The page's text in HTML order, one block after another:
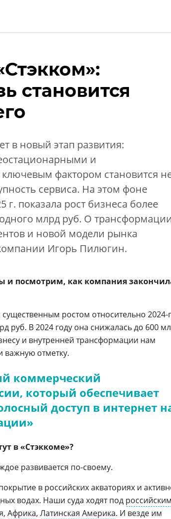
становится
в новый этап развития:
и
фактором становится
сервиса. На этом фоне
г. показала рост бизнеса более
млрд руб. О
и новой модели рынка
Игорь Пилюгин.
и посмотрим, как компания
ростом относительно 2024-
руб. В 2024 году она снижалась до 600
и внутренней трансформации нам
важную отметку.
коммерческий
который обеспечивает
доступ в интернет
в «Стэккоме»?
развивается по-своему.
в российских акваториях и
водах. Наши суда ходят под
, Африка, Латинская Америка. И везде им